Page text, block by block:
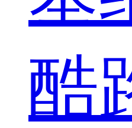
酷